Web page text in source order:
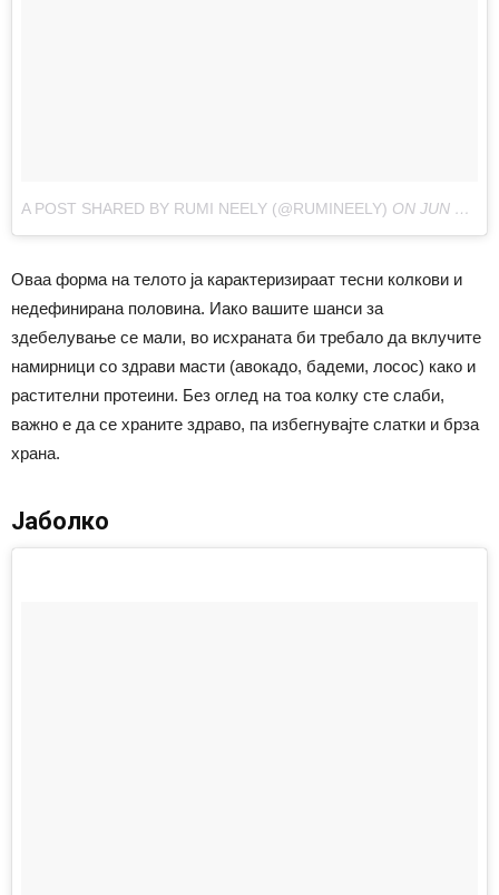
A POST SHARED BY RUMI NEELY (@RUMINEELY) ON JUN 3, 2017 AT 6:11PM PDT
Оваа форма на телото ја карактеризираат тесни колкови и
недефинирана половина. Иако вашите шанси за
здебелување се мали, во исхраната би требало да вклучите
намирници со здрави масти (авокадо, бадеми, лосос) како и
растителни протеини. Без оглед на тоа колку сте слаби,
важно е да се храните здраво, па избегнувајте слатки и брза
храна.
Јаболко